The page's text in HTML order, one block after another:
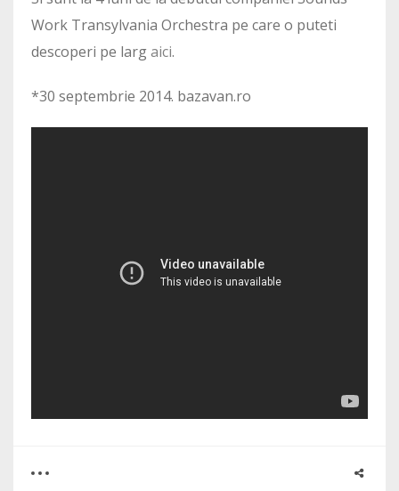
Work Transylvania Orchestra pe care o puteti
descoperi pe largaici.
*30 septembrie 2014. bazavan.ro